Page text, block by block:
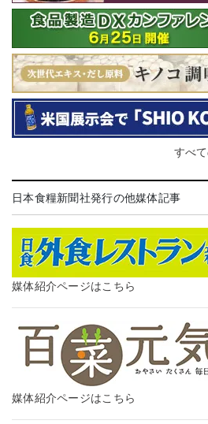
すべ
日本食糧新聞社発行の他媒体記事
媒体紹介ページはこちら
媒体紹介ページはこちら